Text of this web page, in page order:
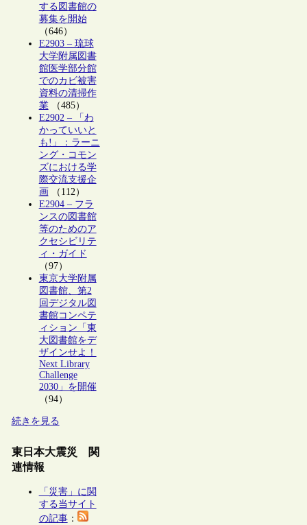
する図書館の
募集を開始
（646）
E2903 – 琉球
大学附属図書
館医学部分館
でのカビ被害
資料の清掃作
業（485）
E2902 – 「わ
かっていいと
も!」：ラーニ
ング・コモン
ズにおける学
際交流支援企
画 （112）
E2904 – フラ
ンスの図書館
等のためのア
クセシビリテ
ィ・ガイド
（97）
東京大学附属
図書館、第2
回デジタル図
書館コンペテ
ィション「東
大図書館をデ
ザインせよ！
Next Library
Challenge
2030」を開催
（94）
続きを見る
東日本大震災 関
連情報
「災害」に関
する当サイト
の記事：